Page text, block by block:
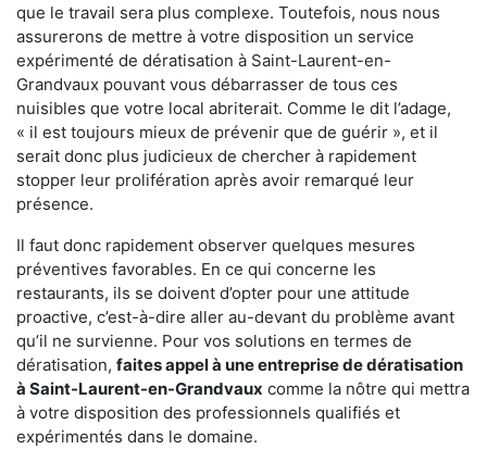
que le travail sera plus complexe. Toutefois, nous nous
assurerons de mettre à votre disposition un service
expérimenté de dératisation à Saint-Laurent-en-
Grandvaux pouvant vous débarrasser de tous ces
nuisibles que votre local abriterait. Comme le dit l’adage,
« il est toujours mieux de prévenir que de guérir », et il
serait donc plus judicieux de chercher à rapidement
stopper leur prolifération après avoir remarqué leur
présence.
Il faut donc rapidement observer quelques mesures
préventives favorables. En ce qui concerne les
restaurants, ils se doivent d’opter pour une attitude
proactive, c’est-à-dire aller au-devant du problème avant
qu’il ne survienne. Pour vos solutions en termes de
dératisation, faites appel à une entreprise de dératisation
à Saint-Laurent-en-Grandvaux comme la nôtre qui mettra
à votre disposition des professionnels qualifiés et
expérimentés dans le domaine.